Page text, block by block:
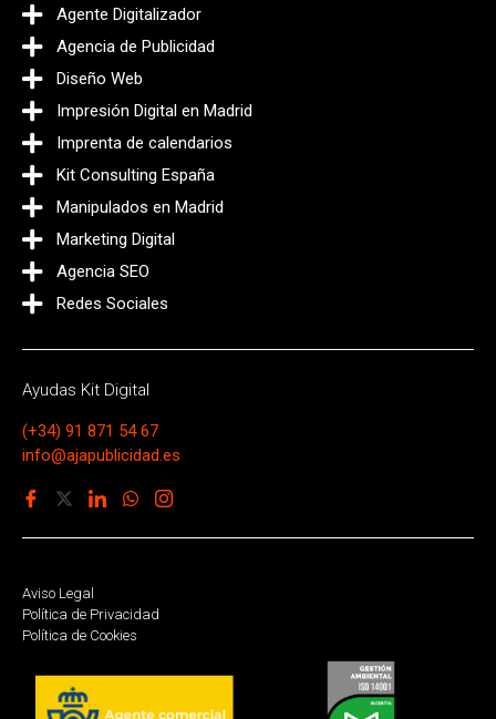
Agente Digitalizador
Agencia de Publicidad
Diseño Web
Impresión Digital en Madrid
Imprenta de calendarios
Kit Consulting España
Manipulados en Madrid
Marketing Digital
Agencia SEO
Redes Sociales
Ayudas Kit Digital
(+34) 91 871 54 67
info@ajapublicidad.es
Aviso Legal
Política de Privacidad
Política de Cookies